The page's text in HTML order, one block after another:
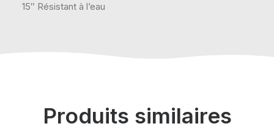
15″ Résistant à l’eau
Produits similaires